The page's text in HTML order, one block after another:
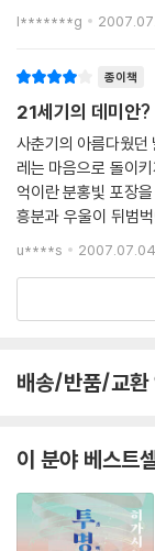
『공중그네』, 『남쪽
바』로 유명한 작가
주의에 호소해온 그
게감이 있다는 공통
을 찾으려는 적극적
가를 진지하게 고민
『피아니시모 피아니
가는지 알지 못하는
히토나리는 이 소설
참혹한 것인지, 사랑
늘 입던 바지와 셔츠
스럽다. 하지만 이게
4. 작가가 독자에게
이런 날이면 꼭 술을
전만큼의 밤
l*******g
종이책
21세기의 데미안?
사춘기의 아름다웠던
레는 마음으로 돌이
억이란 분홍빛 포장
흥분과 우울이 뒤범
던 욕구에 가슴이
u****s 2007.07.04.
배송/반품/교환
이 분야 베스트